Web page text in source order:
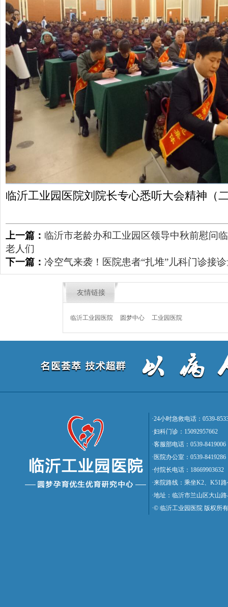
临沂工业园医院刘院长专心悉听大会精神（
上一篇： 临沂市老龄办和工业园区领导中秋前慰问
老人们
下一篇： 冷空气来袭！医院患者“扎堆”儿科门诊接
友情链接
临沂工业园医院 圆梦中心 工业园医院
·24小时急救电话：0539-
·妇科门诊：15092957662
·客服部电话：0539-8419006
·医院办公室：0539-8419286
·付院长电话：18669903632
·来院路线：乘坐K2、K51
·地址：临沂市兰山区大山
·© 临沂工业园医院 版权所